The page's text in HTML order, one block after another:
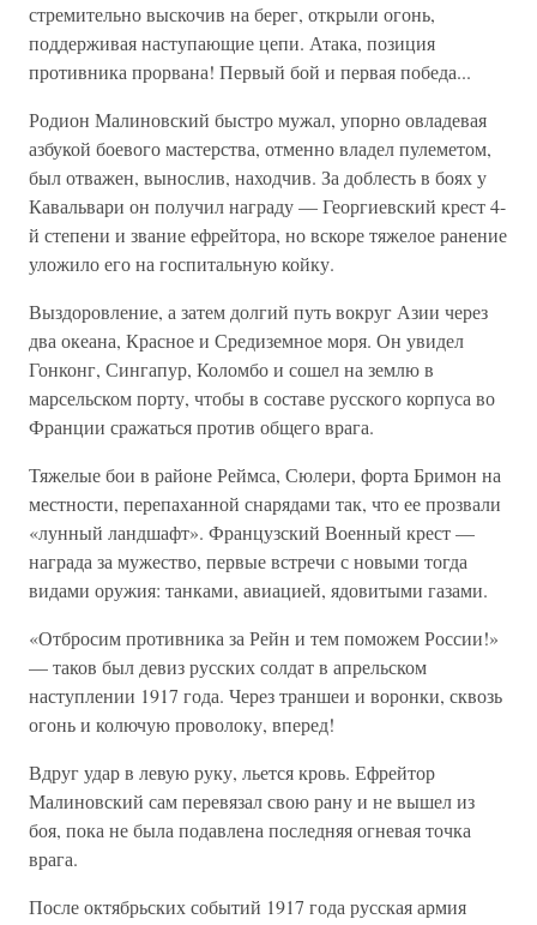
стремительно выскочив на берег, открыли огонь,
поддерживая наступающие цепи. Атака, позиция
противника прорвана! Первый бой и первая победа...
Родион Малиновский быстро мужал, упорно овладевая
азбукой боевого мастерства, отменно владел пулеметом,
был отважен, вынослив, находчив. За доблесть в боях у
Кавальвари он получил награду — Георгиевский крест 4-
й степени и звание ефрейтора, но вскоре тяжелое ранение
уложило его на госпитальную койку.
Выздоровление, а затем долгий путь вокруг Азии через
два океана, Красное и Средиземное моря. Он увидел
Гонконг, Сингапур, Коломбо и сошел на землю в
марсельском порту, чтобы в составе русского корпуса во
Франции сражаться против общего врага.
Тяжелые бои в районе Реймса, Сюлери, форта Бримон на
местности, перепаханной снарядами так, что ее прозвали
«лунный ландшафт». Французский Военный крест —
награда за мужество, первые встречи с новыми тогда
видами оружия: танками, авиацией, ядовитыми газами.
«Отбросим противника за Рейн и тем поможем России!»
— таков был девиз русских солдат в апрельском
наступлении 1917 года. Через траншеи и воронки, сквозь
огонь и колючую проволоку, вперед!
Вдруг удар в левую руку, льется кровь. Ефрейтор
Малиновский сам перевязал свою рану и не вышел из
боя, пока не была подавлена последняя огневая точка
врага.
После октябрьских событий 1917 года русская армия